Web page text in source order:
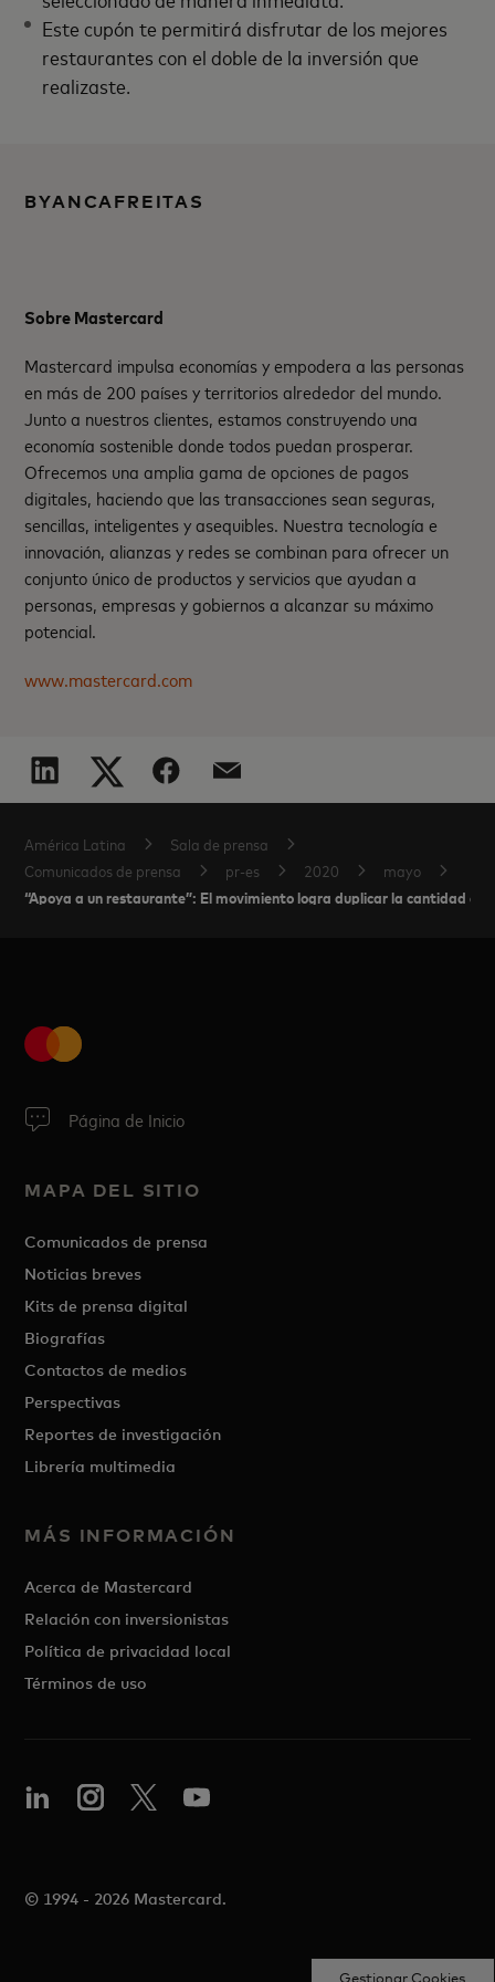
Este cupón te permitirá disfrutar de los mejores
restaurantes con el doble de la inversión que
realizaste.
BYANCAFREITAS
Sobre Mastercard
Mastercard impulsa economías y empodera a las personas
en más de 200 países y territorios alrededor del mundo.
Junto a nuestros clientes, estamos construyendo una
economía sostenible donde todos puedan prosperar.
Ofrecemos una amplia gama de opciones de pagos
digitales, haciendo que las transacciones sean seguras,
sencillas, inteligentes y asequibles. Nuestra tecnología e
innovación, alianzas y redes se combinan para ofrecer un
conjunto único de productos y servicios que ayudan a
personas, empresas y gobiernos a alcanzar su máximo
potencial.
www.mastercard.com
América Latina
Sala de prensa
Comunicados de prensa
pr-es 2020 mayo
“Apoya a un restaurante”: El movimiento logra duplicar la cantidad
Página de Inicio
MAPA DEL SITIO
Comunicados de prensa
Noticias breves
Kits de prensa digital
Biografías
Contactos de medios
Perspectivas
Reportes de investigación
Librería multimedia
MÁS INFORMACIÓN
Acerca de Mastercard
Relación con inversionistas
Política de privacidad local
Términos de uso
© 1994 - 2026 Mastercard.
Gestionar Cookies